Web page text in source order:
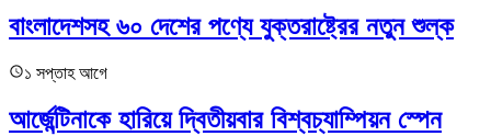
বাংলাদেশসহ ৬০ দেশের পণ্যে যুক্তরাষ্ট্রের নতুন শুল্ক
১ সপ্তাহ আগে
আর্জেন্টিনাকে হারিয়ে দ্বিতীয়বার বিশ্বচ্যাম্পিয়ন স্পেন